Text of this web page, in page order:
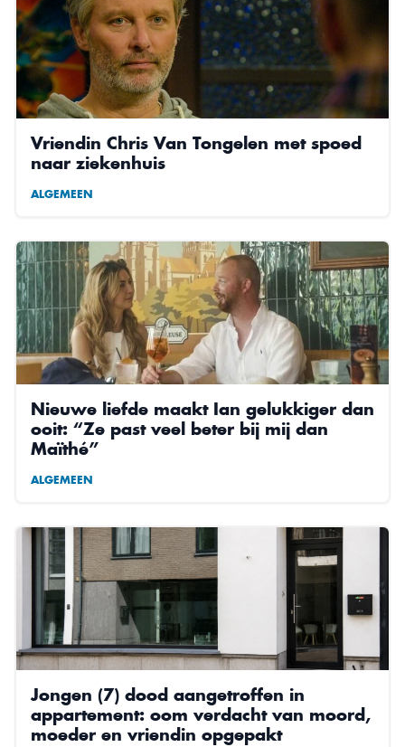
Vriendin Chris Van Tongelen met spoed
naar ziekenhuis
ALGEMEEN
Nieuwe liefde maakt Ian gelukkiger dan
ooit: “Ze past veel beter bij mij dan
Maïthé”
ALGEMEEN
Jongen (7) dood aangetroffen in
appartement: oom verdacht van moord,
moeder en vriendin opgepakt